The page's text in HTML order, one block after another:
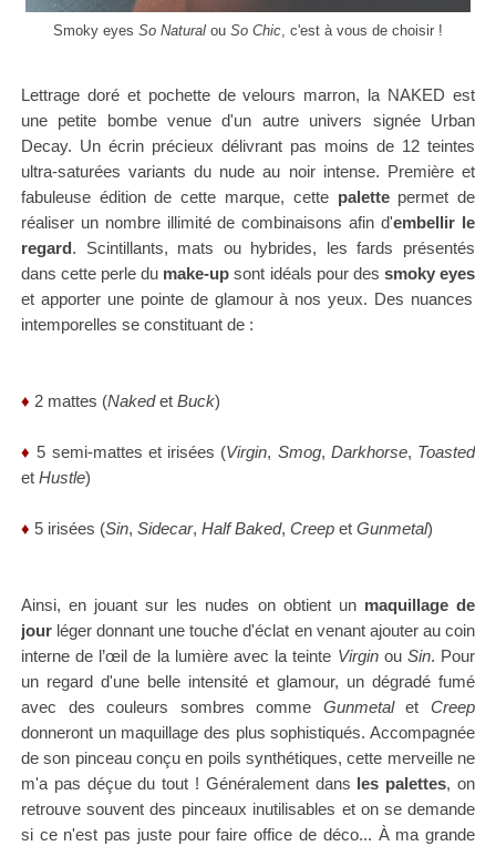
Smoky eyes So Naturalou So Chic, c'est à vous de choisir !
Lettrage doré et pochette de velours marron, la NAKED est
une petite bombe venue d'un autre univers signée Urban
Decay. Un écrin précieux délivrant pas moins de 12 teintes
ultra-saturées variants du nude au noir intense. Première et
fabuleuse édition de cette marque, cette palettepermet de
réaliser un nombre illimité de combinaisons afin d'embellir le
regard. Scintillants, mats ou hybrides, les fards présentés
dans cette perle du make-up sont idéals pour des smoky eyes
et apporter une pointe de glamour à nos yeux. Des nuances
intemporelles se constituant de :
♦ 2 mattes (Nakedet Buck)
♦ 5 semi-mattes et irisées (Virgin, Smog, Darkhorse, Toasted
et Hustle)
♦ 5 irisées (Sin, Sidecar, Half Baked, Creep et Gunmetal)
Ainsi, en jouant sur les nudes on obtient un maquillage de
jourléger donnant une touche d'éclat en venant ajouter au coin
interne de l’œil de la lumière avec la teinte Virginou Sin. Pour
un regard d'une belle intensité et glamour, un dégradé fumé
avec des couleurs sombres comme GunmetaletCreep
donneront un maquillage des plus sophistiqués. Accompagnée
de son pinceau conçu en poils synthétiques, cette merveille ne
m'a pas déçue du tout ! Généralement dans les palettes, on
retrouve souvent des pinceaux inutilisables et on se demande
si ce n'est pas juste pour faire office de déco... À ma grande